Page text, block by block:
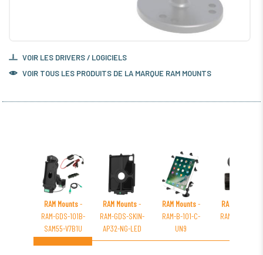
VOIR LES DRIVERS / LOGICIELS
VOIR TOUS LES PRODUITS DE LA MARQUE RAM MOUNTS
RAM Mounts-
RAM-GDS-101B-
SAM55-V7B1U
RAM Mounts-
RAM-GDS-SKIN-
AP32-NG-LED
RAM Mounts-
RAM-B-101-C-
UN9
RAM Mounts
RAM-B-103U-A